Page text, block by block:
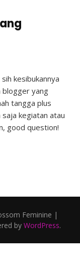
kesibukannya
blogger yang
tangga plus
kegiatan atau
good question!
Feminine |
by WordPress.